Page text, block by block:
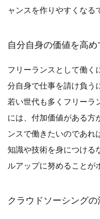
ャンスを作りやすくなる
自分自身の価値を高め
フリーランスとして働く
分自身で仕事を請け負う
若い世代も多くフリーラ
には、付加価値がある方
ンスで働きたいのであれ
知識や技術を身につける
ルアップに努めることが
クラウドソーシング